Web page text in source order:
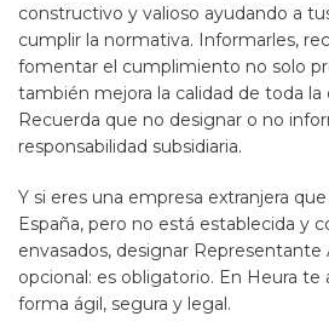
constructivo y valioso ayudando a
cumplir la normativa. Informarles,
fomentar el cumplimiento no solo
también mejora la calidad de toda la
Recuerda que no designar o no
responsabilidad subsidiaria.
Y si eres una empresa extranjera
España, pero no está establecida y
envasados, designar
opcional: es obligatorio. En Heura te
forma ágil, segura y legal.